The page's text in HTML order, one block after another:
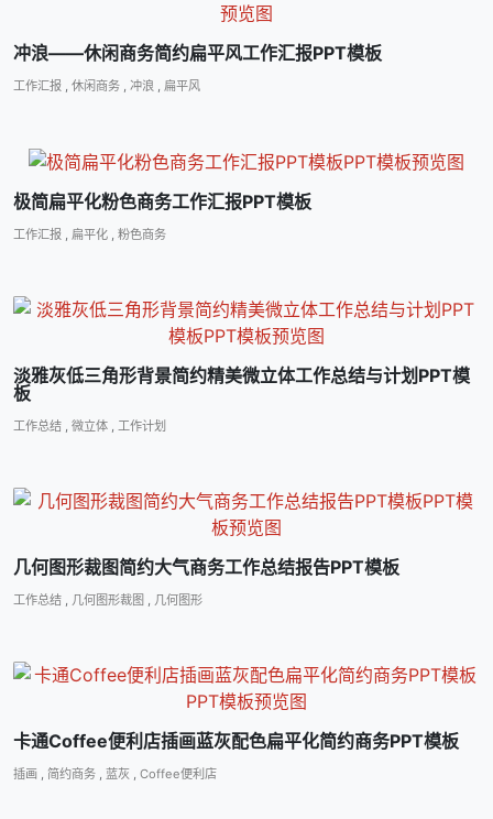
冲浪――休闲商务简约扁平风工作汇报PPT模板
工作汇报 休闲商务 冲浪 扁平风
极简扁平化粉色商务工作汇报PPT模板
工作汇报 , 扁平化 , 粉色商务
淡雅灰低三角形背景简约精美微立体工作总结与计划PPT模
板
工作总结 , 微立体 , 工作计划
几何图形裁图简约大气商务工作总结报告PPT模板
工作总结 , 几何图形裁图 , 几何图形
卡通Coffee便利店插画蓝灰配色扁平化简约商务PPT模板
插画 , 简约商务 , 蓝灰 , Coffee便利店